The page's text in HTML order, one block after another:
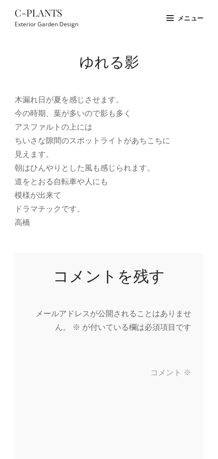
C-PLANTS
Exterior Garden Design
メニュー
ゆれる影
木漏れ日が夏を感じさせます。
今の時期、葉が多いので影も多く
アスファルトの上には
ちいさな隙間のスポットライトがあちこちに
見えます。
朝はひんやりとした風も感じられます。
道をとおる自転車や人にも
模様が出来て
ドラマチックです。
高橋
コメントを残す
メールアドレスが公開されることはありませ
ん。
※ が付いている欄は必須項目です
コメント ※